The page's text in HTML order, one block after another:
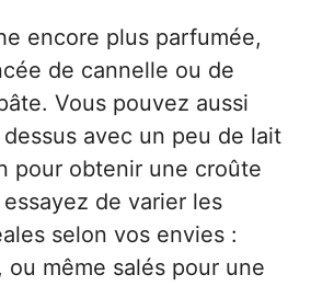
encore plus parfumée,
de cannelle ou de
Vous pouvez aussi
avec un peu de lait
pour obtenir une croûte
de varier les
selon vos envies :
ou même salés pour une